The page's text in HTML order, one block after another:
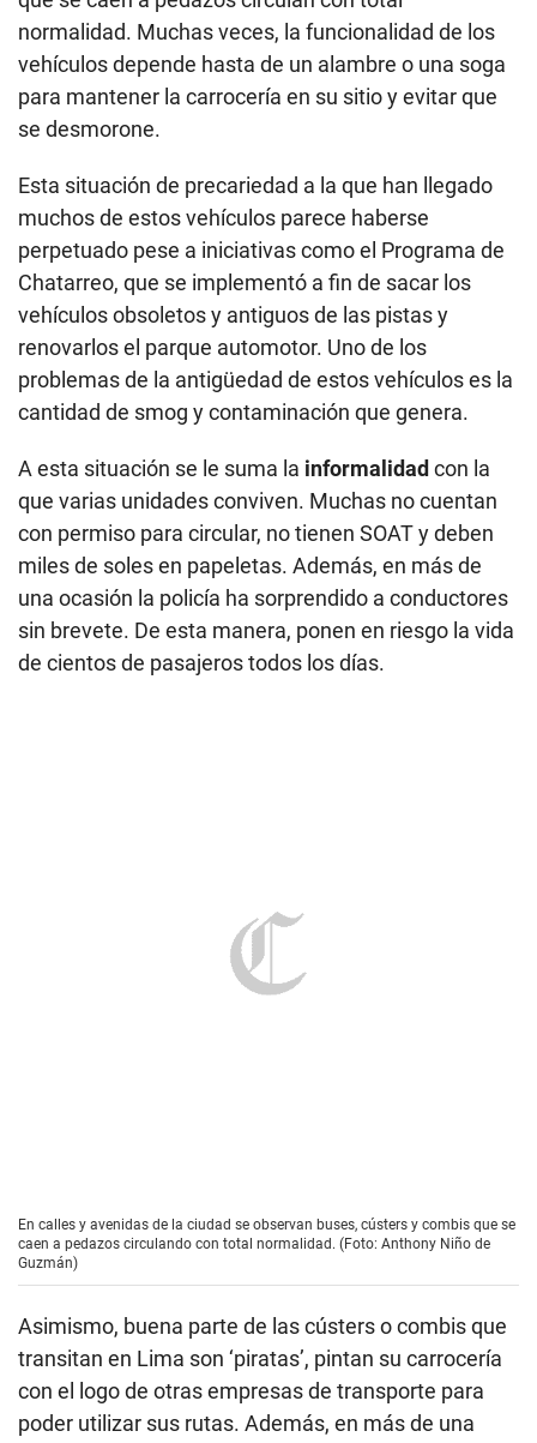
perpetuado pese a iniciativas como el Programa de
Chatarreo, que se implementó a fin de sacar los
vehículos obsoletos y antiguos de las pistas y
renovarlos el parque automotor. Uno de los
cantidad de smog y contaminación que genera.
A esta situación se le suma la informalidad
con la
que varias unidades conviven. Muchas no cuentan
con permiso para circular, no tienen SOAT y deben
miles de soles en papeletas. Además, en más de
una ocasión la policía ha sorprendido a conductores
sin brevete. De esta manera, ponen en riesgo la vida
de cientos de pasajeros todos los días.
con el logo de otras empresas de transporte para
poder utilizar sus rutas. Además, en más de una
ocasión, estos conductores y vehículos protagonizan
monedas y billetes y garantizar de cierta forma el
pago de un precio justo.
Respecto al sistema de cústers y combis,
Yamamoto dijo que sus rutas tradicionales se han
ido reorganizando e incluso retirarlas a fin de colocar
a loscorredores complementarios en ellas. Sostuvo